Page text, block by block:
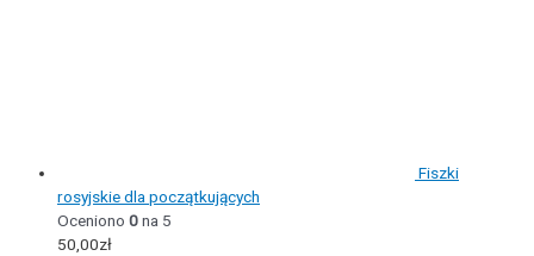
Fiszki
rosyjskie dla początkujących
Oceniono 0na 5
50,00zł